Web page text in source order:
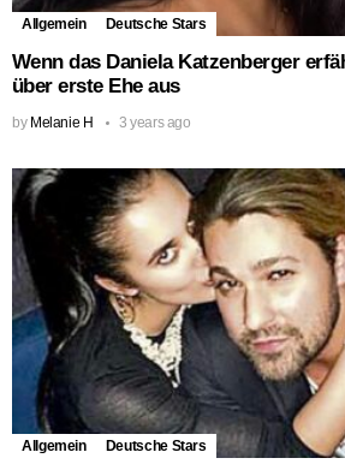
Allgemein Deutsche Stars
Wenn das Daniela Katzenberger
über erste Ehe aus
by Melanie H 3 years ago
Allgemein Deutsche Stars